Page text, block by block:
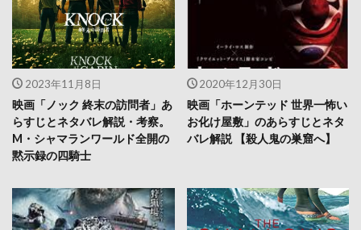
2023年11月8日
映画「ノック 終末の訪問者」あ
らすじとネタバレ解説・考察。
M・シャマランワールド全開の
黙示録の四騎士
2020年12月30日
映画「ホーンテッド 世界一怖い
お化け屋敷」のあらすじとネタ
バレ解説 【殺人鬼の巣窟へ】